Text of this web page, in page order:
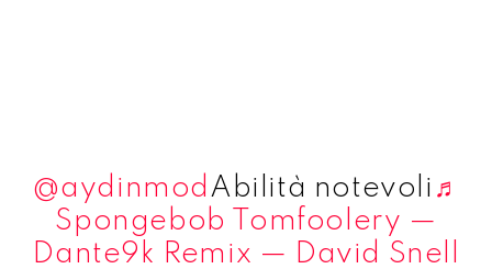
@aydinmod Abilità notevoli ♬
Spongebob Tomfoolery —
Dante9k Remix — David Snell